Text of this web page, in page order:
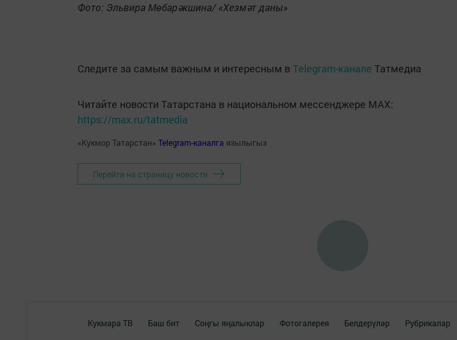
Фото: Эльвира Мөбарәкшина/ «Хезмәт даны»
Следите за самым важным и интересным в Telegram-канале Татмедиа
Читайте новости Татарстана в национальном мессенджере MАХ:
https://max.ru/tatmedia
«Кукмор Татарстан» Telegram-каналга язылыгыз
Перейти на страницу новости
Кукмара ТВ Баш бит Соңгы яңалыклар Фотогалерея Белдерүләр Рубрикалар